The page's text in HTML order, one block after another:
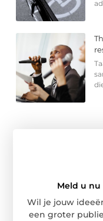
Meld u
Wil je jouw
een groter